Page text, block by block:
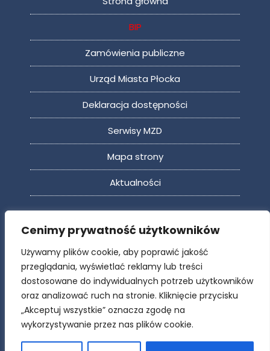
Cenimy prywatność użytkowników
Używamy plików cookie, aby poprawić jakość
przeglądania, wyświetlać reklamy lub treści
dostosowane do indywidualnych potrzeb użytkowników
oraz analizować ruch na stronie. Kliknięcie przycisku
„Akceptuj wszystkie” oznacza zgodę na
wykorzystywanie przez nas plików cookie.
BIP
Zamówienia publiczne
Urząd Miasta Płocka
Deklaracja dostępności
Serwisy MZD
Mapa strony
Aktualności
Miejski Zarząd Dróg w Płocku
Wszelkie prawa zastrzeżone